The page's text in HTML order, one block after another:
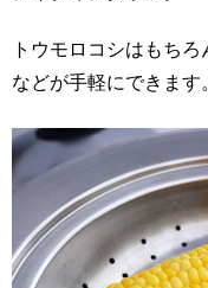
トウモロコシはもち
などが手軽にできます。